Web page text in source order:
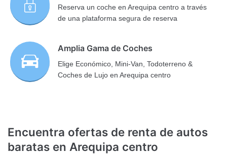
Reserva un coche en Arequipa centro a través
de una plataforma segura de reserva
Amplia Gama de Coches
Elige Económico, Mini-Van, Todoterreno &
Coches de Lujo en Arequipa centro
Encuentra ofertas de renta de autos
baratas en Arequipa centro